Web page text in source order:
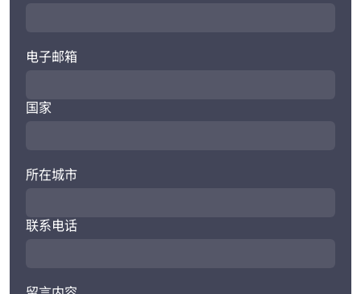
电子邮箱
国家
所在城市
联系电话